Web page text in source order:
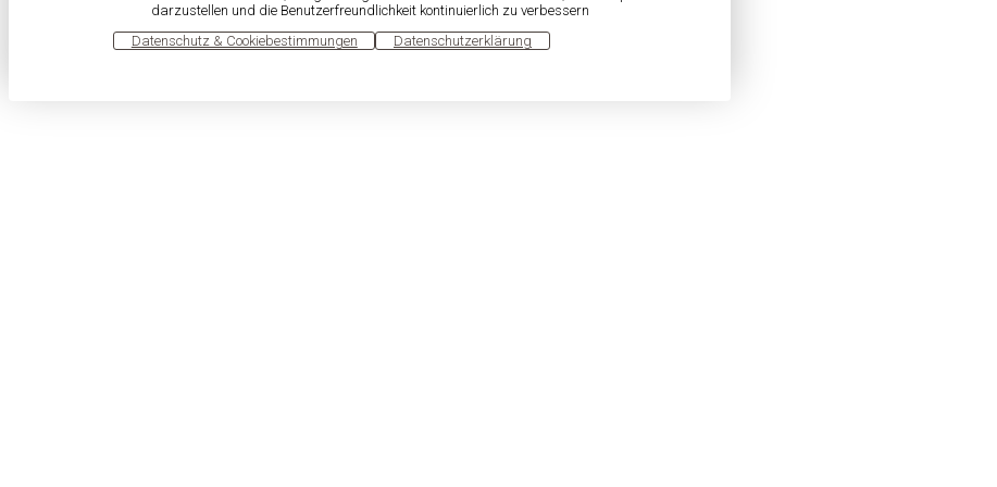
darzustellen und die Benutzerfreundlichkeit kontinuierlich zu verbessern
Datenschutz & Cookiebestimmungen Datenschutzerklärung